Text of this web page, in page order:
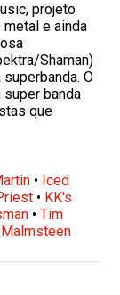
projeto
e ainda
Shaman)
O
banda
que
• Iced
• KK's
•Tim